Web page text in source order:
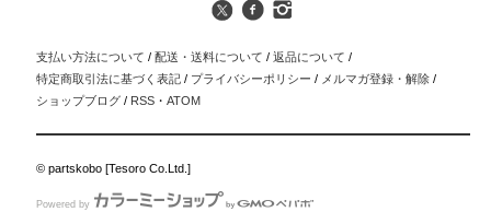
支払い方法について / 配送・送料について / 返品について /
特定商取引法に基づく表記 / プライバシーポリシー / メルマガ登録・解除 /
ショップブログ / RSS ・ATOM
© partskobo [Tesoro Co.Ltd.]
Powered by